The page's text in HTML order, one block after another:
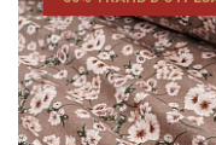
Мы
промокоды и
Электронная почта